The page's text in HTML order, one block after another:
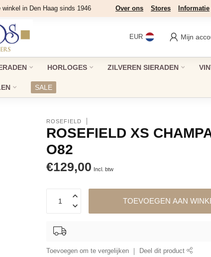
winkel in Den Haag sinds 1946 Over ons Stores Informatie
EUR Mijn
HORLOGES ZILVEREN SIERADEN
SALE
ROSEFIELD
ROSEFIELD XS
O82
€129,00 Incl. btw
TOEVOEGEN AAN
Toevoegen om te vergelijken Deel dit product